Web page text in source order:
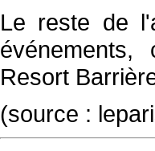
Le reste de
Resort
(source :